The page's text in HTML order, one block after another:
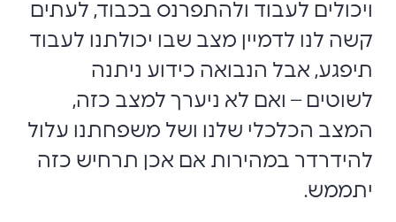
ויכולים לעבוד ולהתפרנס בכבוד, לעתים
קשה לנו לדמיין מצב שבו יכולתנו לעבוד
תיפגע, אבל הנבואה כידוע ניתנה
לשוטים – ואם לא ניערך למצב כזה,
המצב הכלכלי שלנו ושל משפחתנו עלול
להידרדר במהירות אם אכן תרחיש כזה
יתממש.